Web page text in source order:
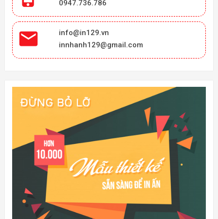
0947.736.786

info@in129.vn
innhanh129@gmail.com